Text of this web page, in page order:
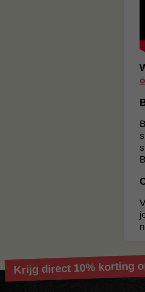
Krijg direct 10% korting